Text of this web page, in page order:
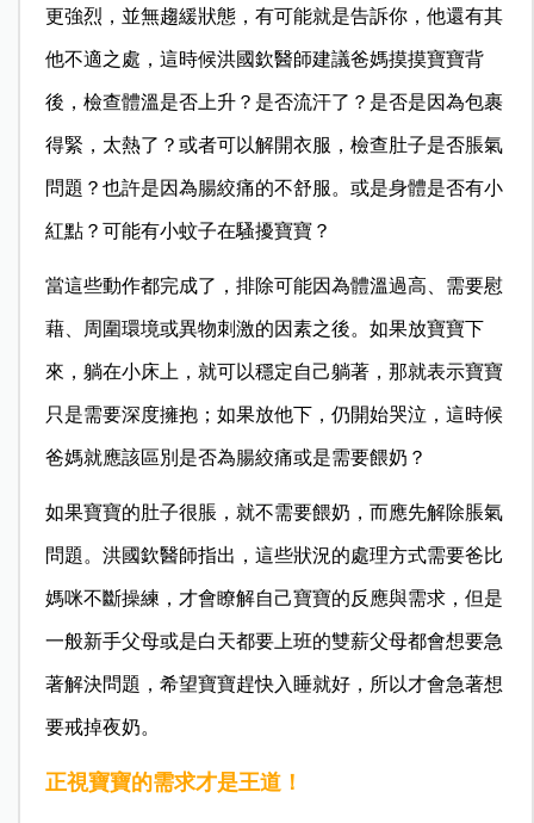
更強烈，並無趨緩狀態，有可能就是告訴你，他還有其
他不適之處，這時候洪國欽醫師建議爸媽摸摸寶寶背
後，檢查體溫是否上升？是否流汗了？是否是因為包裹
得緊，太熱了？或者可以解開衣服，檢查肚子是否脹氣
問題？也許是因為腸絞痛的不舒服。或是身體是否有小
紅點？可能有小蚊子在騷擾寶寶？
當這些動作都完成了，排除可能因為體溫過高、需要慰
藉、周圍環境或異物刺激的因素之後。如果放寶寶下
來，躺在小床上，就可以穩定自己躺著，那就表示寶寶
只是需要深度擁抱；如果放他下，仍開始哭泣，這時候
爸媽就應該區別是否為腸絞痛或是需要餵奶？
如果寶寶的肚子很脹，就不需要餵奶，而應先解除脹氣
問題。洪國欽醫師指出，這些狀況的處理方式需要爸比
媽咪不斷操練，才會瞭解自己寶寶的反應與需求，但是
一般新手父母或是白天都要上班的雙薪父母都會想要急
著解決問題，希望寶寶趕快入睡就好，所以才會急著想
要戒掉夜奶。
正視寶寶的需求才是王道！